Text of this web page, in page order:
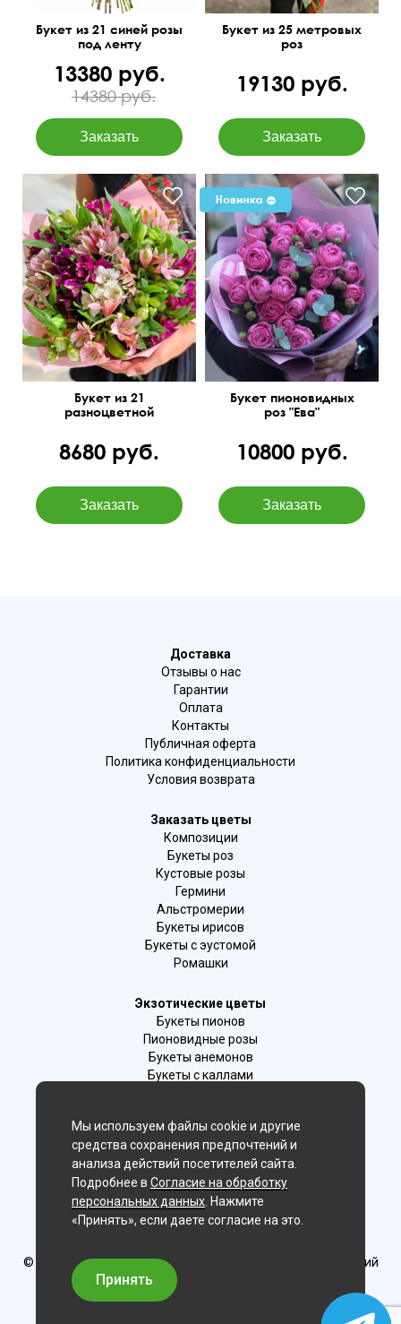
Букет из 21 синей розы
под ленту
13380 руб.
14380 руб.
Букет из 25 метровых
роз
19130 руб.
Букет из 21
разноцветной
8680 руб.
Букет пионовидных
роз "Ева"
10800 руб.
Доставка
Отзывы о нас
Гарантии
Оплата
Контакты
Публичная оферта
Политика конфиденциальности
Условия возврата
Заказать цветы
Композиции
Букеты роз
Кустовые розы
Гермини
Альстромерии
Букеты ирисов
Букеты с эустомой
Ромашки
Экзотические цветы
Букеты пионов
Пионовидные розы
Букеты анемонов
Букеты с каллами
Лаванда
Гиацинты
Мы в соц. сетях:
Хабаровск
© Delaflor - доставка цветов, 2012-2026
ИП Рыжков Евгений
Вячеславович
ИНН 540409481687 ОГРН 325547600130383
Мы используем файлы cookie и другие
средства сохранения предпочтений и
анализа действий посетителей сайта.
Подробнее в Согласие на обработку
персональных данных . Нажмите
«Принять», если даете согласие на это.
Принять